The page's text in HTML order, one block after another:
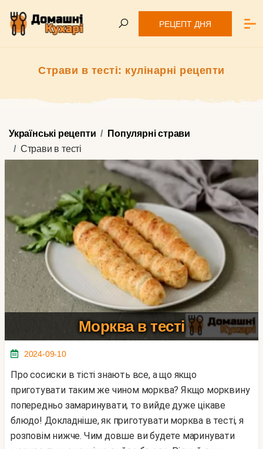
РЕЦЕПТ ДНЯ
Страви в тесті: кулінарні рецепти
Українські рецепти
Популярні страви
Страви в тесті
Морква в тесті
2024-09-10
Про сосиски в тісті знають все, а що якщо
приготувати таким же чином морква? Якщо морквину
попередньо замаринувати, то вийде дуже цікаве
блюдо! Докладніше, як приготувати морква в тесті, я
розповім нижче. Чим довше ви будете маринувати